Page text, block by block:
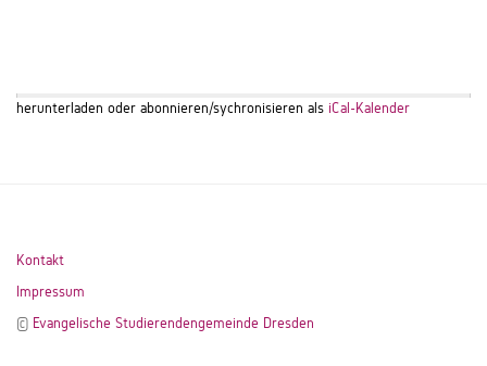
herunterladen oder abonnieren/sychronisieren als iCal-Kalender
Kontakt
Impressum
© Evangelische Studierendengemeinde Dresden